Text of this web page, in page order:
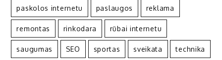
paskolos internetu paslaugos reklama
remontas rinkodara rūbai internetu
saugumas SEO sportas sveikata technika